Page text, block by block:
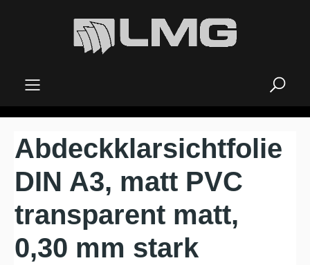
Abdeckklarsichtfolie
DIN A3, matt PVC
transparent matt,
0,30 mm stark